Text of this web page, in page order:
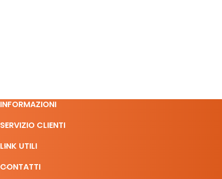
INFORMAZIONI
SERVIZIO CLIENTI
LINK UTILI
CONTATTI